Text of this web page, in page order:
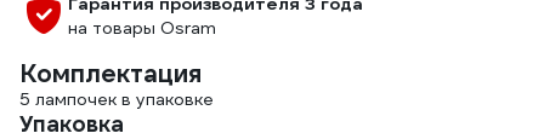
на товары Osram
Комплектация
5 лампочек в упаковке
Упаковка